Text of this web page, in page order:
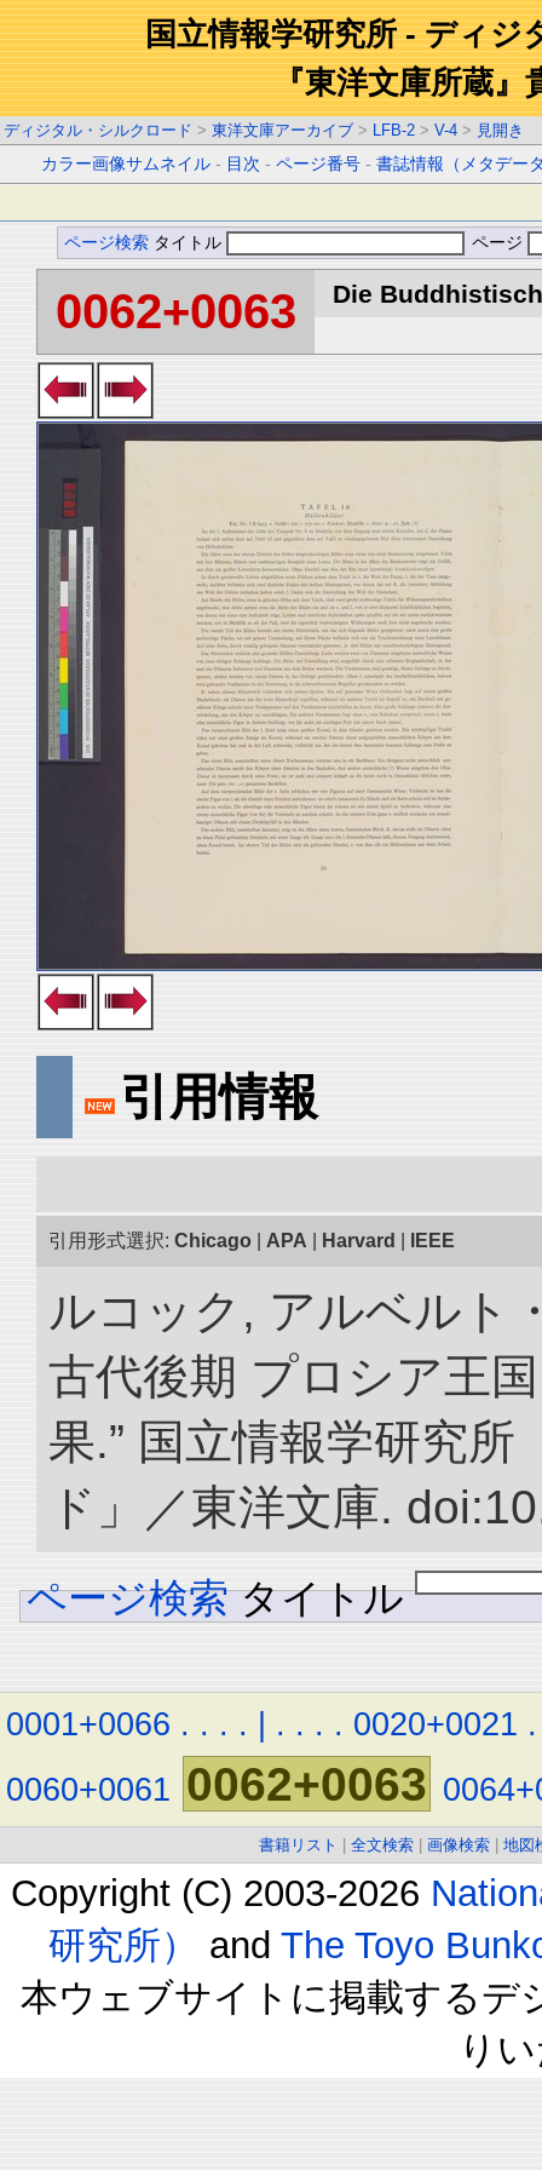
国立情報学研究所 - ディジ
『東洋文庫所蔵』
ディジタル・シルクロード > 東洋文庫アーカイブ > LFB-2 > V-4 > 見開き
カラー画像サムネイル - 目次 -ページ番号 -書誌情報（メタデー
ページ検索 タイトル ページ
0062+0063 Die
引用情報
引用形式選択: Chicago APA Harvard IEEE
ルコック, アルベルト
古代後期 プロシア王
果.” 国立情報学研究
ド」／東洋文庫.
ページ検索 タイトル
0001+0066 . . . . | . . . . 0020+0021 .
0060+0061 0062+0063
書籍リスト 全文検索 画像検索 地図
Copyright (C) 2003-2026
研究所）
and The Toyo
本ウェブサイトに掲載するデ
り